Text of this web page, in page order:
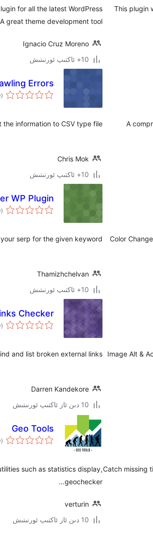
This plugin
for all the latest WordPress
great theme development tool!
Ignacio Cruz Moreno
10+ ئاكتىپ ئورنىتىش
A
Errors
(0
information to CSV type file
Chris Mok
10+ ئاكتىپ ئورنىتىش
Color
WP Plugin
(0
serp for the given keyword
Thamizhchelvan
10+ ئاكتىپ ئورنىتىش
Image Alt &
Checker
(0
and list broken external links.
Darren Kandekore
10 دىن ئاز ئاكتىپ ئورنىتىش
Catch missing
Geo Tools
(0
such as statistics display,
geochecker…
verturin
10 دىن ئاز ئاكتىپ ئورنىتىش